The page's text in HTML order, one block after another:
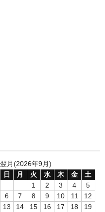
翌月(2026年9月)
日
月 火 水 木 金
土
1
2 3 4
5
6
7 8 9 10 11
12
13
14 15 16 17 18 19